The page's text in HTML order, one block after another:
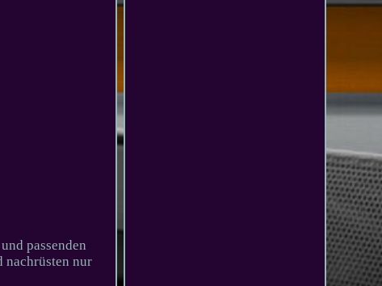
passenden
nachrüsten nur